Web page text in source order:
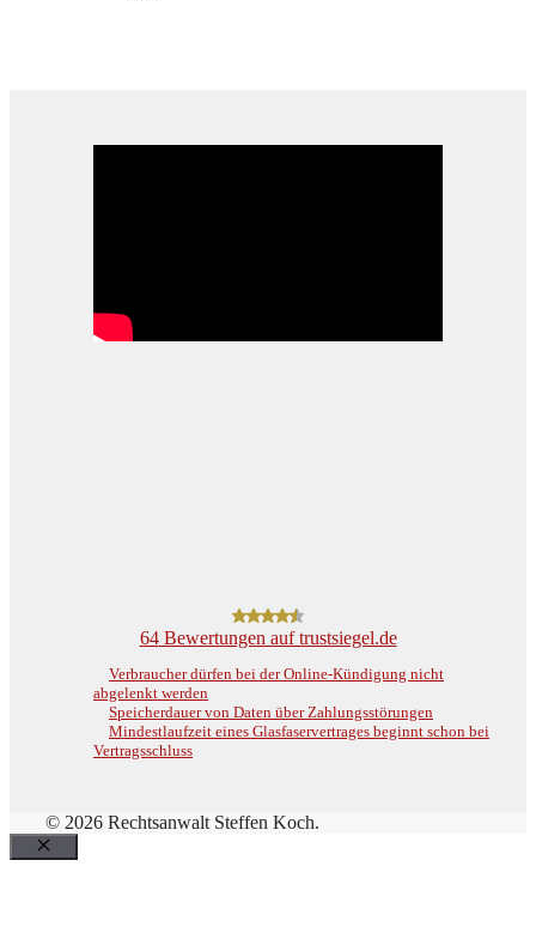
64Bewertungen auf trustsiegel.de
Verbraucher dürfen bei der Online-Kündigung nicht
abgelenkt werden
Speicherdauer von Daten über Zahlungsstörungen
Mindestlaufzeit eines Glasfaservertrages beginnt schon bei
Vertragsschluss
© 2026 Rechtsanwalt Steffen Koch.
Schließen